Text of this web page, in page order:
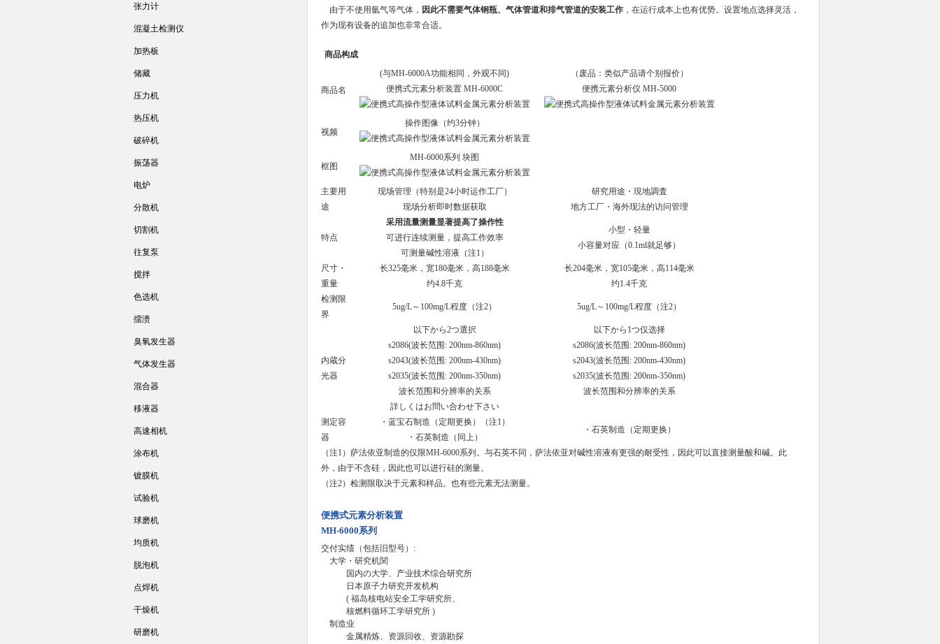
由于不使用氩气等气体， 因此不需要气体钢瓶、气体管道和排气管道的安装工作，在运行成本上也有优势。设置地点选择灵活，
作为现有设备的追加也非常合适。
商品构成
商品名
(与MH-6000A功能相同，外观不同)
便携式元素分析装置 MH-6000C
（废品：类似产品请个别报价）
便携元素分析仪 MH-5000
视频
操作图像（约3分钟）
框图
MH-6000系列 块图
主要用
途
现场管理（特别是24小时运作工厂）
现场分析即时数据获取
研究用途・現地調査
地方工厂・海外现法的访问管理
特点
采用流量测量显著提高了操作性
可进行连续测量，提高工作效率
可测量碱性溶液（注1）
小型・轻量
小容量对应（0.1ml就足够）
尺寸・
重量
长325毫米，宽180毫米，高188毫米
约4.8千克
长204毫米，宽105毫米，高114毫米
约1.4千克
检测限
界
5ug/L～100mg/L程度 （注2） 5ug/L～100mg/L程度 （注2）
内蔵分
光器
以下から2つ選択
s2086(波长范围: 200nm-860nm)
s2043(波长范围: 200nm-430nm)
s2035(波长范围: 200nm-350nm)
波长范围和分辨率的关系
詳しくはお問い合わせ下さい
以下から1つ仅选择
s2086(波长范围: 200nm-860nm)
s2043(波长范围: 200nm-430nm)
s2035(波长范围: 200nm-350nm)
波长范围和分辨率的关系
测定容
器
・蓝宝石制造（定期更换）（注1）
・石英制造（同上）
・石英制造（定期更换）
（注1）萨法依亚制造的仅限MH-6000系列。与石英不同，萨法依亚对碱性溶液有更强的耐受性，因此可以直接测量酸和碱。此
外，由于不含硅，因此也可以进行硅的测量。
（注2）检测限取决于元素和样品。也有些元素无法测量。
便携式元素分析装置
MH-6000系列
交付实绩（包括旧型号）:
大学・研究机関
国内の大学、产业技术综合研究所
日本原子力研究开发机构
( 福岛核电站安全工学研究所、
核燃料循环工学研究所 )
制造业
金属精炼、资源回收、资源勘探
张力计
混凝土检测仪
加热板
储藏
压力机
热压机
破碎机
振荡器
电炉
分散机
切割机
往复泵
搅拌
色选机
擂溃
臭氧发生器
气体发生器
混合器
移液器
高速相机
涂布机
镀膜机
试验机
球磨机
均质机
脱泡机
点焊机
干燥机
研磨机